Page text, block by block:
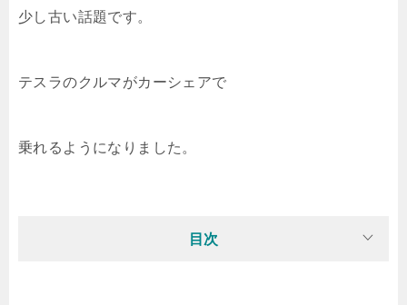
少し古い話題です。
テスラのクルマがカーシェアで
乗れるようになりました。
目次